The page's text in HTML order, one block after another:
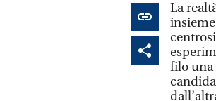
La
filo una